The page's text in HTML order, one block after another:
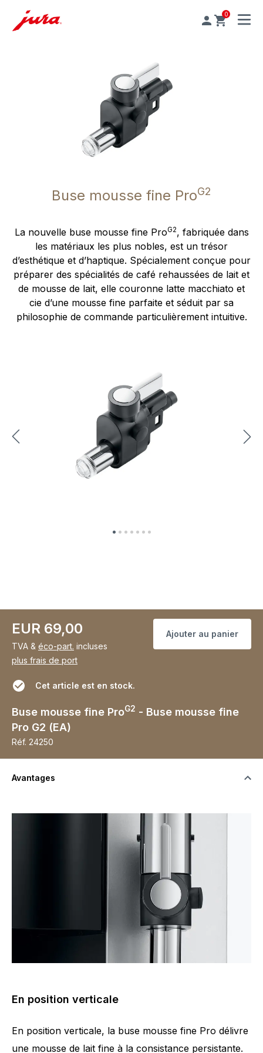
0
MENU
Buse mousse fine ProG2
La nouvelle buse mousse fine ProG2, fabriquée dans
les matériaux les plus nobles, est un trésor
d’esthétique et d’haptique. Spécialement conçue pour
préparer des spécialités de café rehaussées de lait et
de mousse de lait, elle couronne latte macchiato et
cie d’une mousse fine parfaite et séduit par sa
philosophie de commande particulièrement intuitive.
EUR 69,00
TVA & éco-part. incluses
plus frais de port
Ajouter au panier
Cet article est en stock.
Buse mousse fine ProG2 - Buse mousse fine
Pro G2 (EA)
Réf. 24250
Avantages
En position verticale
En position verticale, la buse mousse fine Pro délivre
une mousse de lait fine à la consistance persistante.